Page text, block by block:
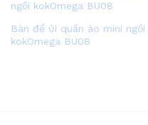
Bàn để ủi quần áo mini ngồi
kokOmega BU08